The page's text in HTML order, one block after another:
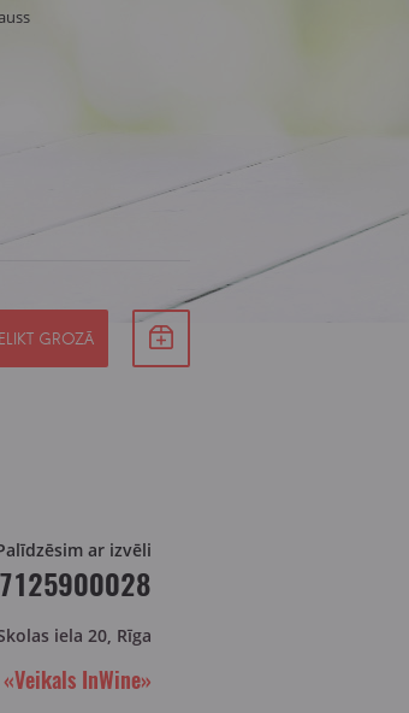
GROZĀ
ar izvēli
iela 20, Rīga
«Veikals InWine»